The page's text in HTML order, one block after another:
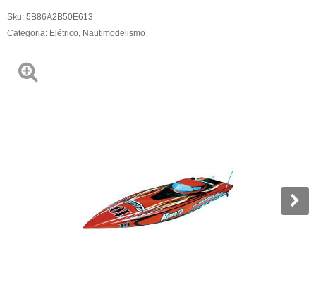
Sku: 5B86A2B50E613
Categoria: Elétrico Nautimodelismo